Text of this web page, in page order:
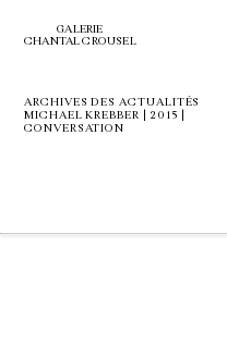
GALERIE
CHANTAL CROUSEL
ARCHIVES DES ACTUALITÉS
MICHAEL KREBBER | 2015 |
CONVERSATION